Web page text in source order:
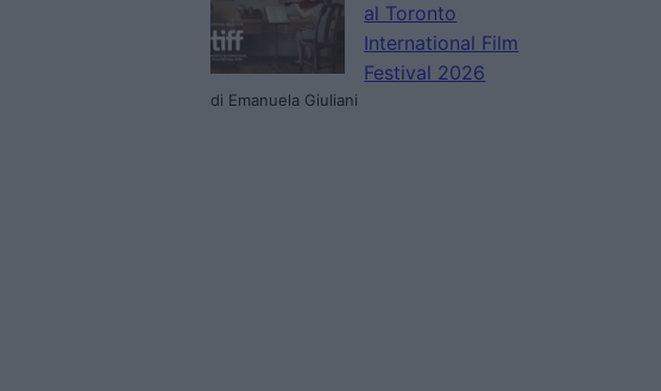
al Toronto
International Film
Festival 2026
di Emanuela Giuliani